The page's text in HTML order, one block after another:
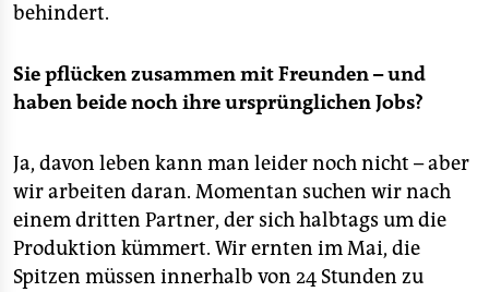
behindert.
Sie pflücken zusammen mit Freunden – und
haben beide noch ihre ursprünglichen Jobs?
Ja, davon leben kann man leider noch nicht – aber
wir arbeiten daran. Momentan suchen wir nach
einem dritten Partner, der sich halbtags um die
Produktion kümmert. Wir ernten im Mai, die
Spitzen müssen innerhalb von 24 Stunden zu